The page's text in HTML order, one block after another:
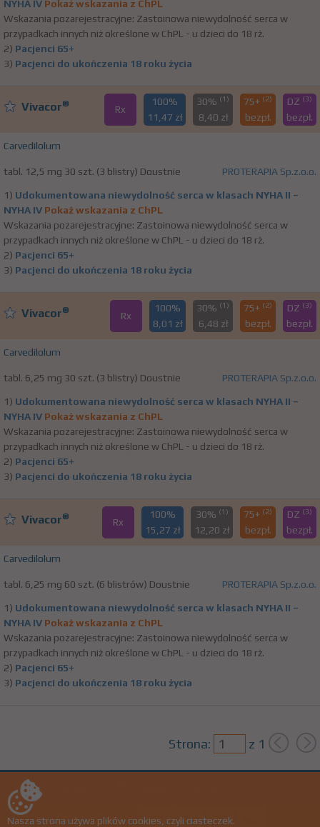
NYHA IV Pokaż wskazania z ChPL
Wskazania pozarejestracyjne: Zastoinowa niewydolność serca w
przypadkach innych niż określone w ChPL - u dzieci do 18 rż.
2) Pacjenci 65+
3) Pacjenci do ukończenia 18 roku życia
Vivacor® Rx
100%
11,47 zł
30% (1)
8,40 zł
75+ (2)
bezpł.
DZ (3)
bezpł.
Carvedilolum
tabl. 12,5 mg 30 szt. (3 blistry) Doustnie PROTERAPIA Sp.z.o.o.
1) Udokumentowana niewydolność serca w klasach NYHA II –
NYHA IV Pokaż wskazania z ChPL
Wskazania pozarejestracyjne: Zastoinowa niewydolność serca w
przypadkach innych niż określone w ChPL - u dzieci do 18 rż.
2) Pacjenci 65+
3) Pacjenci do ukończenia 18 roku życia
Vivacor® Rx
100%
8,01 zł
30% (1)
6,48 zł
75+ (2)
bezpł.
DZ (3)
bezpł.
Carvedilolum
tabl. 6,25 mg 30 szt. (3 blistry) Doustnie PROTERAPIA Sp.z.o.o.
1) Udokumentowana niewydolność serca w klasach NYHA II –
NYHA IV Pokaż wskazania z ChPL
Wskazania pozarejestracyjne: Zastoinowa niewydolność serca w
przypadkach innych niż określone w ChPL - u dzieci do 18 rż.
2) Pacjenci 65+
3) Pacjenci do ukończenia 18 roku życia
Vivacor® Rx
100%
15,27 zł
30% (1)
12,20 zł
75+ (2)
bezpł.
DZ (3)
bezpł.
Carvedilolum
tabl. 6,25 mg 60 szt. (6 blistrów) Doustnie PROTERAPIA Sp.z.o.o.
1) Udokumentowana niewydolność serca w klasach NYHA II –
NYHA IV Pokaż wskazania z ChPL
Wskazania pozarejestracyjne: Zastoinowa niewydolność serca w
przypadkach innych niż określone w ChPL - u dzieci do 18 rż.
2) Pacjenci 65+
3) Pacjenci do ukończenia 18 roku życia
Strona: z 1
+22 350 00 06
LekSeek ® Polska © 2026
Nasza strona używa plików cookies, czyli ciasteczek.